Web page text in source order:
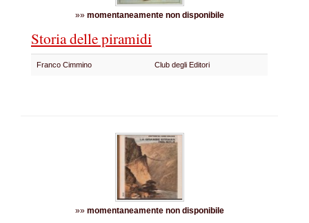
»» momentaneamente non disponibile
Storia delle piramidi
Franco Cimmino Club degli Editori
»» momentaneamente non disponibile